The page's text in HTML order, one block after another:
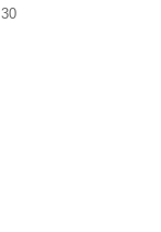
30